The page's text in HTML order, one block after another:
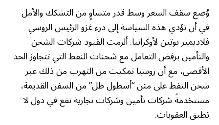
وُضع سقف السعر وسط قدر متساوٍ من التشكك والأمل
في أن تؤدي هذه السياسة إلى درء غزو الرئيس الروسي
فلاديمير بوتين لأوكرانيا. ألزمت القيود شركات الشحن
والتأمين برفض التعامل مع شحنات النفط التي تتجاوز الحد
الأقصى، مع أن روسيا تمكنت من التهرب من ذلك عبر
شحن النفط على متن “أسطول ظل” من السفن القديمة،
مستخدمةً شركات تأمين وشركات تجارية تقع في دول لا
تطبق العقوبات.